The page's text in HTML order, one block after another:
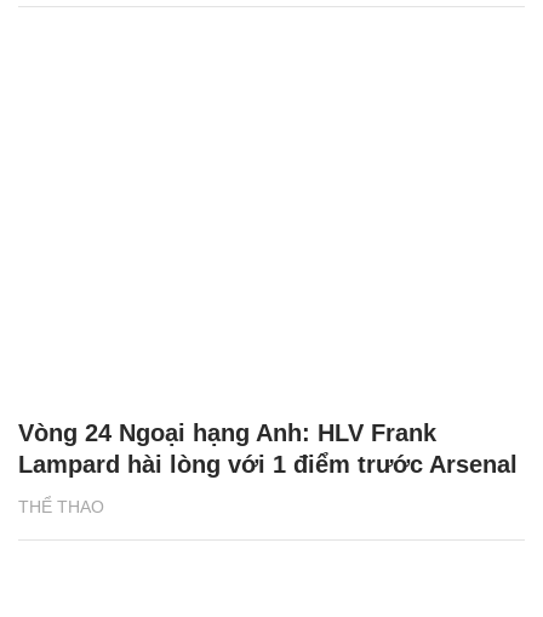
THỂ THAO
Vòng 24 Ngoại hạng Anh: HLV Frank
Lampard hài lòng với 1 điểm trước Arsenal